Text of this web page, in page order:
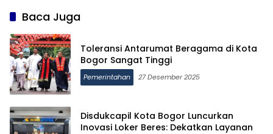
Baca Juga
Toleransi Antarumat Beragama di Kota
Bogor Sangat Tinggi
Pemerintahan 27 Desember 2025
Disdukcapil Kota Bogor Luncurkan
Inovasi Loker Beres: Dekatkan Layanan